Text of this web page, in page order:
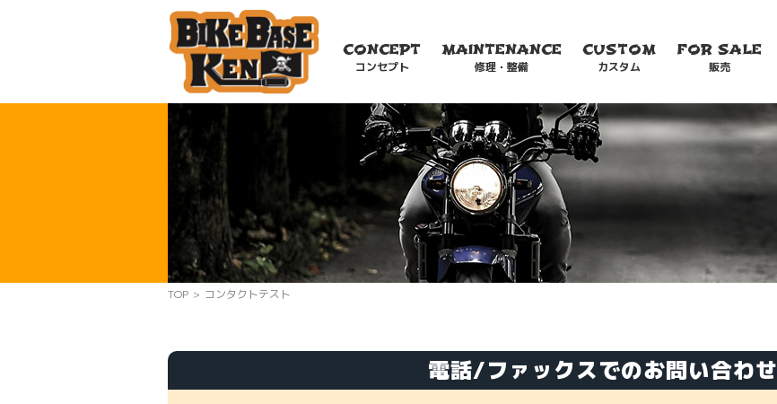
CONCEPT
コンセプト
MAINTENANCE
修理・整備
CUSTOM
カスタム
FOR SALE
販売
TOP > コンタクトテスト
電話/ファックスでのお問い合わせ